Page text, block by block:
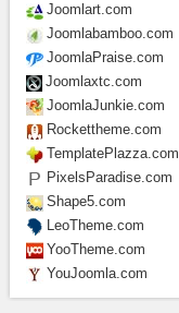
Joomlart.com
Joomlabamboo.com
JoomlaPraise.com
Joomlaxtc.com
JoomlaJunkie.com
Rockettheme.com
TemplatePlazza.com
PixelsParadise.com
Shape5.com
LeoTheme.com
YooTheme.com
YouJoomla.com